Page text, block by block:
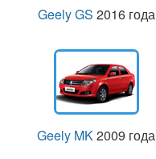
Geely GS 2016 года
Geely MK2009 года